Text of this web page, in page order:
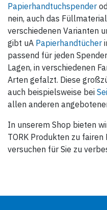
Papierhandtuchspender
nein, auch das
verschiedenen Varianten
gibt uA Papierhandtücher
passend für jeden
Lagen, in verschiedenen
Arten gefalzt. Diese
auch beispielsweise bei
allen anderen
In unserem Shop bieten
TORK Produkten zu fairen
versuchen für Sie zu